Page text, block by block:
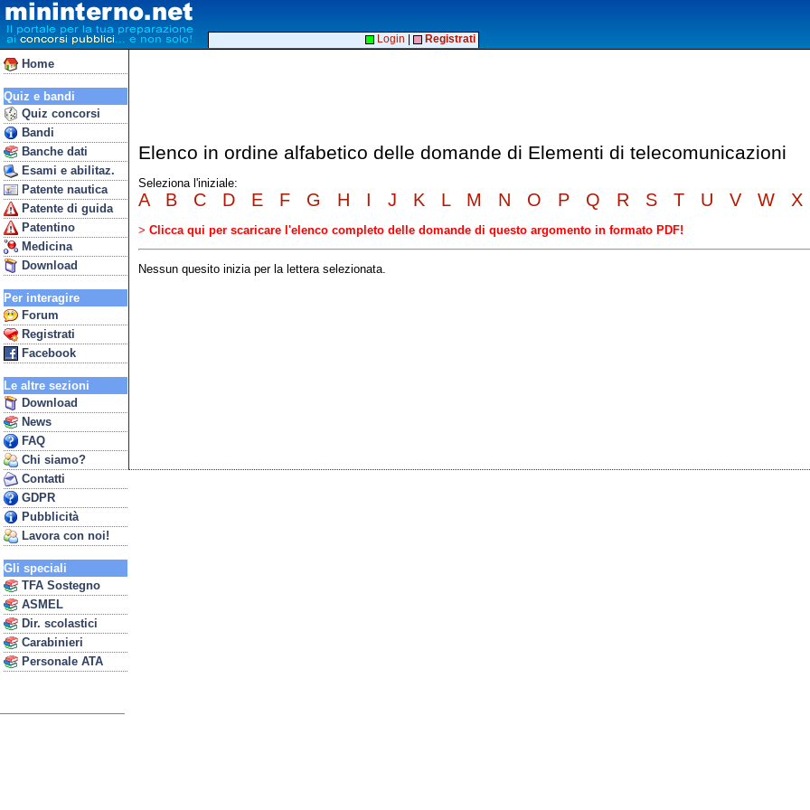
Home
Quiz e bandi
Quiz concorsi
Bandi
Banche dati
Esami e abilitaz.
Patente nautica
Patente di guida
Patentino
Medicina
Download
Per interagire
Forum
Registrati
Facebook
Le altre sezioni
Download
News
FAQ
Chi siamo?
Contatti
GDPR
Pubblicità
Lavora con noi!
Gli speciali
TFA Sostegno
ASMEL
Dir. scolastici
Carabinieri
Personale ATA
Login Registrati
Elenco in ordine alfabetico delle domande di Elementi di telecomunicazioni
Seleziona l'iniziale:
A B C D E F G H I J K L M N O P Q R S T U V W X
> Clicca qui per scaricare l'elenco completo delle domande di questo argomento in formato PDF!
Nessun quesito inizia per la lettera selezionata.